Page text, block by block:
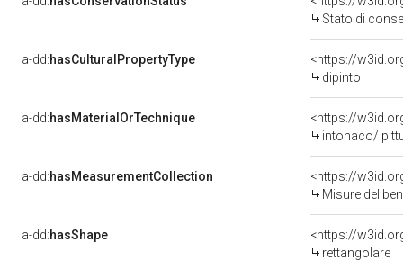
Stato di
a-dd:hasCulturalPropertyType
<https://
dipinto
a-dd:hasMaterialOrTechnique
<https://
intonaco/
a-dd:hasMeasurementCollection
<https://
Misure del
a-dd:hasShape
<https://
rettangolare